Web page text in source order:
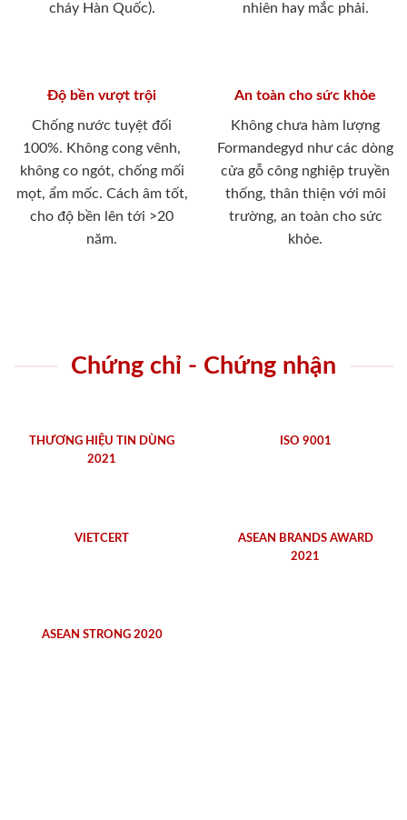
cháy Hàn Quốc).
nhiên hay mắc phải.
Độ bền vượt trội
Chống nước tuyệt đối
100%. Không cong vênh,
không co ngót, chống mối
mọt, ẩm mốc. Cách âm tốt,
cho độ bền lên tới >20
năm.
An toàn cho sức khỏe
Không chưa hàm lượng
Formandegyd như các dòng
cửa gỗ công nghiệp truyền
thống, thân thiện với môi
trường, an toàn cho sức
khỏe.
Chứng chỉ - Chứng nhận
THƯƠNG HIỆU TIN DÙNG
2021
ISO 9001
VIETCERT
ASEAN BRANDS AWARD
2021
ASEAN STRONG 2020